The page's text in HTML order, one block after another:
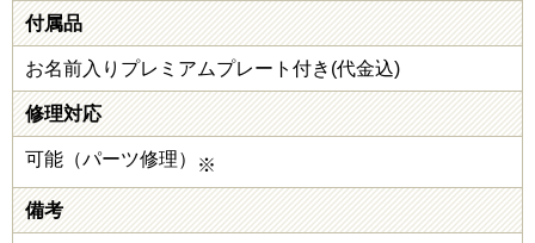
付属品
お名前入りプレミアムプレート付き(代金込)
修理対応
可能（パーツ修理） ※
備考